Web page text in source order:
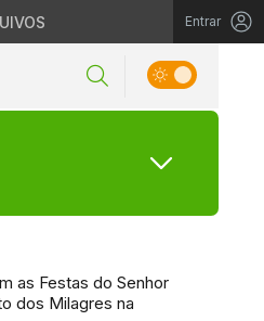
Entrar
as Festas do Senhor
dos Milagres na